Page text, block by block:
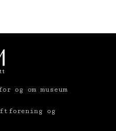
og om museum
og